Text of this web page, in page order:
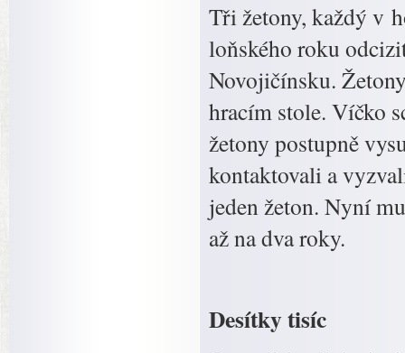
Tři žetony, každý v
loňského roku
Novojičínsku.
hracím stole. Víčko
žetony postupně
kontaktovali a
jeden žeton. Nyní
až na dva roky.
Desítky tisíc